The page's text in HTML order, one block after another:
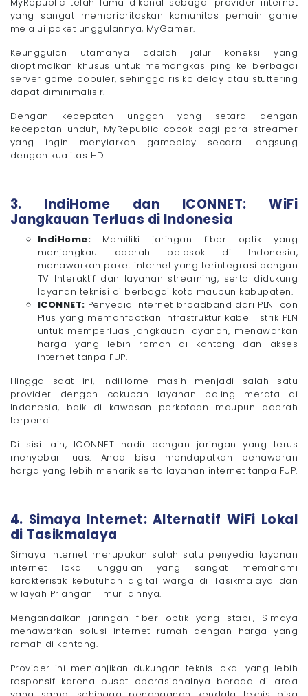
yang sangat memprioritaskan komunitas pemain game
melalui paket unggulannya, MyGamer.
Keunggulan utamanya adalah jalur koneksi yang
dioptimalkan khusus untuk memangkas ping ke berbagai
server game populer, sehingga risiko delay atau stuttering
dapat diminimalisir.
Dengan kecepatan unggah yang setara dengan
kecepatan unduh, MyRepublic cocok bagi para streamer
yang ingin menyiarkan gameplay secara langsung
dengan kualitas HD.
3. IndiHome dan ICONNET: WiFi
Jangkauan Terluas di Indonesia
IndiHome: Memiliki jaringan fiber optik yang
menjangkau daerah pelosok di Indonesia,
menawarkan paket internet yang terintegrasi dengan
TV Interaktif dan layanan streaming, serta didukung
layanan teknisi di berbagai kota maupun kabupaten.
ICONNET: Penyedia internet broadband dari PLN Icon
Plus yang memanfaatkan infrastruktur kabel listrik PLN
untuk memperluas jangkauan layanan, menawarkan
harga yang lebih ramah di kantong dan akses
internet tanpa FUP.
Hingga saat ini, IndiHome masih menjadi salah satu
provider dengan cakupan layanan paling merata di
Indonesia, baik di kawasan perkotaan maupun daerah
terpencil.
Di sisi lain, ICONNET hadir dengan jaringan yang terus
menyebar luas. Anda bisa mendapatkan penawaran
harga yang lebih menarik serta layanan internet tanpa FUP.
4. Simaya Internet: Alternatif WiFi Lokal
di Tasikmalaya
Simaya Internet merupakan salah satu penyedia layanan
internet lokal unggulan yang sangat memahami
karakteristik kebutuhan digital warga di Tasikmalaya dan
wilayah Priangan Timur lainnya.
Mengandalkan jaringan fiber optik yang stabil, Simaya
menawarkan solusi internet rumah dengan harga yang
ramah di kantong.
Provider ini menjanjikan dukungan teknis lokal yang lebih
responsif karena pusat operasionalnya berada di area